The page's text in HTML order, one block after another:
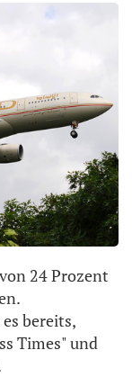
24 Prozent
bereits,
Times" und